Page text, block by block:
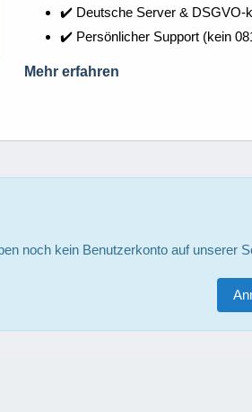
✔️ Deutsche Server & DSGVO-
✔️ Persönlicher Support (kein
Mehr erfahren
noch kein Benutzerkonto auf unserer